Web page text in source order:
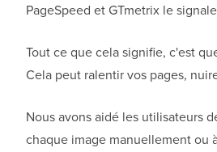
PageSpeed et GTmetrix le
Tout ce que cela signifie, c'est
Cela peut ralentir vos pages,
Nous avons aidé les utilisateurs
chaque image manuellement ou